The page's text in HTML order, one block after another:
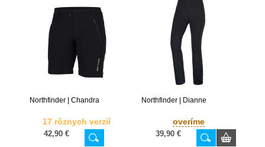
Northfinder | Chandra
17 rôznych verzií
42,90 €
Northfinder | Dianne
overíme
39,90 €